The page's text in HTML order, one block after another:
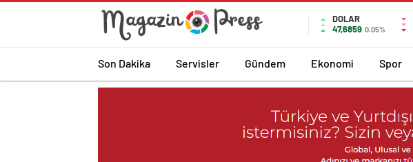
DOLAR
47,6859 0.05%
Son Dakika Servisler Gündem Ekonomi Spor